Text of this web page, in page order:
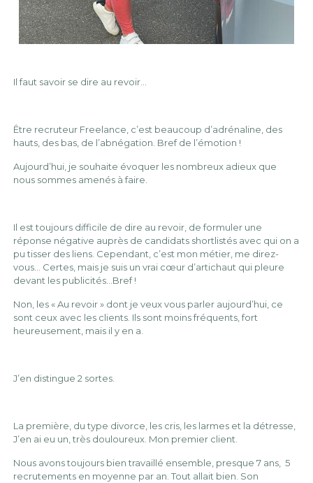
Il faut savoir se dire au revoir…
Être recruteur Freelance, c’est beaucoup d’adrénaline, des
hauts, des bas, de l’abnégation. Bref de l’émotion !
Aujourd’hui, je souhaite évoquer les nombreux adieux que
nous sommes amenés à faire.
Il est toujours difficile de dire au revoir, de formuler une
réponse négative auprès de candidats shortlistés avec qui on a
pu tisser des liens. Cependant, c’est mon métier, me direz-
vous… Certes, mais je suis un vrai cœur d’artichaut qui pleure
devant les publicités…Bref !
Non, les « Au revoir » dont je veux vous parler aujourd’hui, ce
sont ceux avec les clients. Ils sont moins fréquents, fort
heureusement, mais il y en a.
J’en distingue 2 sortes.
La première, du type divorce, les cris, les larmes et la détresse,
J’en ai eu un, très douloureux. Mon premier client.
Nous avons toujours bien travaillé ensemble, presque 7 ans, 5
recrutements en moyenne par an. Tout allait bien. Son